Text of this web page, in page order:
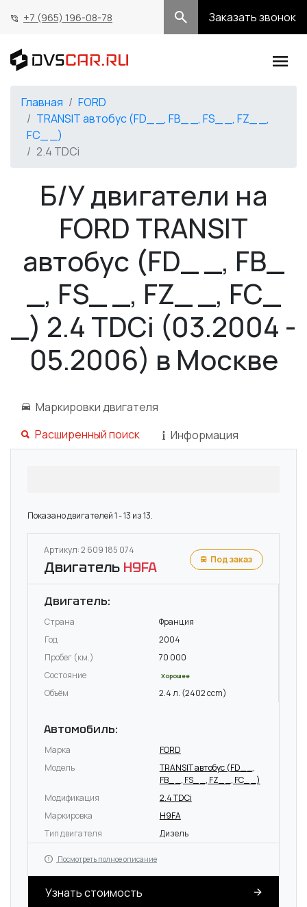
+7 (965) 196-08-78 Заказать звонок
Главная
FORD
TRANSIT автобус (FD_ _, FB_ _, FS_ _, FZ_ _,
FC_ _)
2.4 TDCi
Б/У двигатели на
FORD TRANSIT
автобус (FD_ _, FB_
_, FS_ _, FZ_ _, FC_
_) 2.4 TDCi (03.2004 -
05.2006) в Москве
Маркировки двигателя
Расширенный поиск
Информация
Показано двигателей 1 - 13 из 13.
Артикул: 2 609 185 074
Двигатель H9FA Под заказ
Двигатель:
Страна
Франция
Год
2004
Пробег (км.)
70 000
Состояние
Хорошее
Объём 2.4 л. (2402 ccm)
Автомобиль:
Марка
FORD
Модель
TRANSIT автобус (FD_ _,
FB_ _, FS_ _, FZ_ _, FC_ _)
Модификация
2.4 TDCi
Маркировка
H9FA
Тип двигателя
Дизель
Посмотреть полное описание
Узнать стоимость